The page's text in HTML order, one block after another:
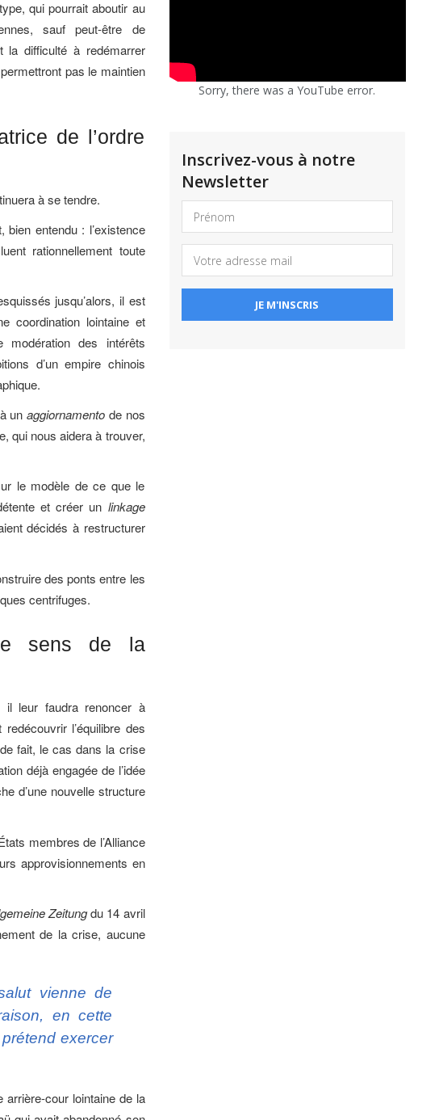
qui pourrait aboutir au
sauf peut-être de
la difficulté à redémarrer
pas le maintien
de l’ordre
à se tendre.
bien entendu : l’existence
rationnellement toute
jusqu’alors, il est
coordination lointaine et
des intérêts
d’un empire chinois
à unaggiornamento de nos
qui nous aidera à trouver,
le modèle de ce que le
et créer un linkage
décidés à restructurer
des ponts entre les
centrifuges.
le sens de la
il leur faudra renoncer à
l’équilibre des
fait, le cas dans la crise
déjà engagée de l’idée
d’une nouvelle structure
membres de l’Alliance
approvisionnements en
Zeitungdu 14 avril
de la crise, aucune
vienne de
en cette
exercer
arrière-cour lointaine de la
Sorry, there was a YouTube error.
Inscrivez-vous à notre
Newsletter